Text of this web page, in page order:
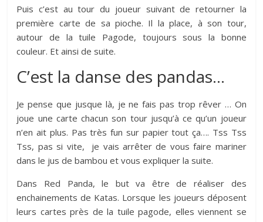
Puis c’est au tour du joueur suivant de retourner la
première carte de sa pioche. Il la place, à son tour,
autour de la tuile Pagode, toujours sous la bonne
couleur. Et ainsi de suite.
C’est la danse des pandas…
Je pense que jusque là, je ne fais pas trop rêver … On
joue une carte chacun son tour jusqu’à ce qu’un joueur
n’en ait plus. Pas très fun sur papier tout ça…. Tss Tss
Tss, pas si vite, je vais arrêter de vous faire mariner
dans le jus de bambou et vous expliquer la suite.
Dans Red Panda, le but va être de réaliser des
enchainements de Katas. Lorsque les joueurs déposent
leurs cartes près de la tuile pagode, elles viennent se